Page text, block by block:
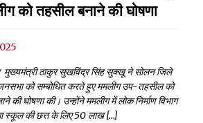
को तहसील बनाने की घोषणा
मुख्यमंत्री ठाकुर सुखविंद्र सिंह सुक्खू ने सोलन जिले
को सम्बोधित करते हुए ममलीग उप-तहसील को
की घोषणा की। उन्होंने ममलीग में लोक निर्माण विभाग
स्कूल की छत्त के लिए 50 लाख […]